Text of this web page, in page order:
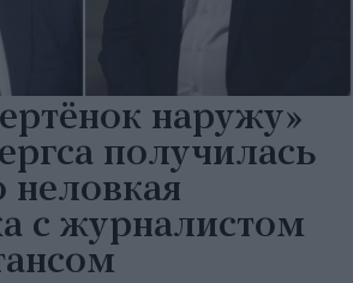
наружу»
получилась
неловкая
с журналистом